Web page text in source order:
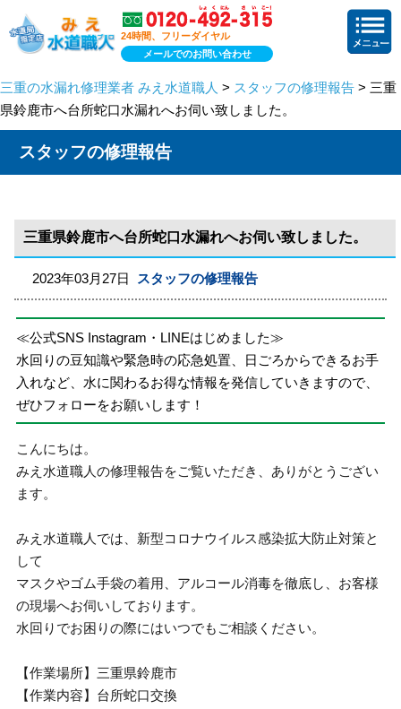
24時間、フリーダイヤル
メールでのお問い合わせ
三重の水漏れ修理業者 みえ水道職人 > スタッフの修理報告 > 三重
県鈴鹿市へ台所蛇口水漏れへお伺い致しました。
スタッフの修理報告
三重県鈴鹿市へ台所蛇口水漏れへお伺い致しました。
2023年03月27日 スタッフの修理報告
≪公式SNS Instagram・LINEはじめました≫
水回りの豆知識や緊急時の応急処置、日ごろからできるお手
入れなど、水に関わるお得な情報を発信していきますので、
ぜひフォローをお願いします！
こんにちは。
みえ水道職人の修理報告をご覧いただき、ありがとうござい
ます。
みえ水道職人では、新型コロナウイルス感染拡大防止対策と
して
マスクやゴム手袋の着用、アルコール消毒を徹底し、お客様
の現場へお伺いしております。
水回りでお困りの際にはいつでもご相談ください。
【作業場所】三重県鈴鹿市
【作業内容】台所蛇口交換